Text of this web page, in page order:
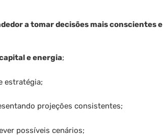
a tomar decisões mais conscientes e
e energia;
estratégia;
projeções consistentes;
possíveis cenários;